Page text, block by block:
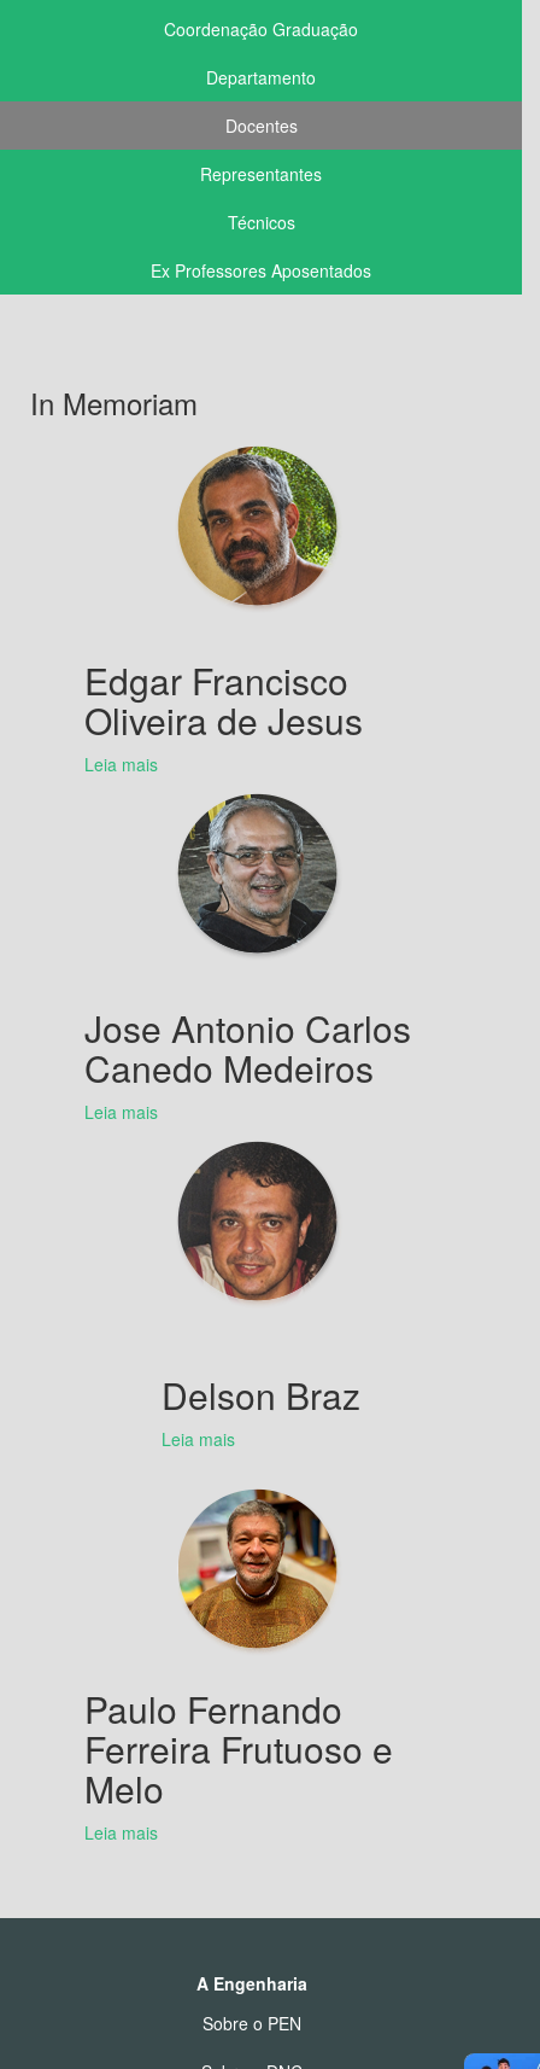
Coordenação Graduação
Departamento
Docentes
Representantes
Técnicos
Ex Professores Aposentados
In Memoriam
Edgar Francisco
Oliveira de Jesus
Leia mais
Jose Antonio Carlos
Canedo Medeiros
Leia mais
Delson Braz
Leia mais
Paulo Fernando
Ferreira Frutuoso e
Melo
Leia mais
A Engenharia
Sobre o PEN